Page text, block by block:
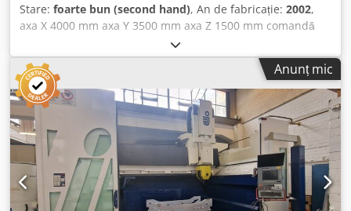
Stare: foarte bun (second hand), An de fabricație: 2002,
axa X 4000 mm axa Y 3500 mm axa Z 1500 mm comandă
SIEMENS 840 D axa W 1500 mm lumină stâlp 2500 mm
suprafață de prindere 3000 x 2000 mm greutate piesă de
prelucrat 10000 kg viteze de rotație ale arborelui principal
5-6000 rpm trepte de transmisie 2 putere antrenare
arbore principal 45 kW distanța între arborele principal și
masa de lucru 3500 mm cuplu la arbore 1250 Nm
schimbător automat de scule pentru 200 scule diametru
sculă 135 / 250 mm greutate maximă sculă 50 kg lungime
maximă sculă 400 mm priză sculă ISO SK-50 Mașina de
frezat tip portal este în stare foarte bună. Dcodpfx
Asvwgmmsmbjk ECHIPAMENTE SUPLIMENTARE PENTRU
Anunț mic